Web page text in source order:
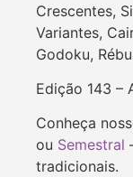
Crescentes,
Variantes,
Godoku,
Edição 143 –
Conheça
ou Semestral
tradicionais.